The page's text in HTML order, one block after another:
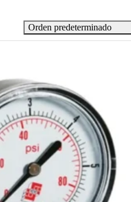
Orden predeterminado